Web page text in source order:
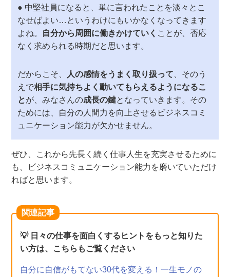
● 中堅社員になると、単に言われたことを淡々とこ
なせばよい…というわけにもいかなくなってきます
よね。 自分から周囲に働きかけていく ことが、否応
なく求められる時期だと思います。
だからこそ、 人の感情をうまく取り扱って 、そのう
えで相手に気持ちよく動いてもらえるようになるこ
とが、みなさんの成長の鍵となっていきます。その
ためには、自分の人間力を向上させるビジネスコミ
ュニケーション能力が欠かせません。
ぜひ 、これから先長く続く仕事人生を充実させるために
も、ビジネスコミュニケーション能力を磨いていただけ
ればと思います。
関連記事
💡 日々の仕事を面白くするヒントをもっと知りた
い方は、こちらもご覧ください
自分に自信がもてない30代を変える！一生モノの